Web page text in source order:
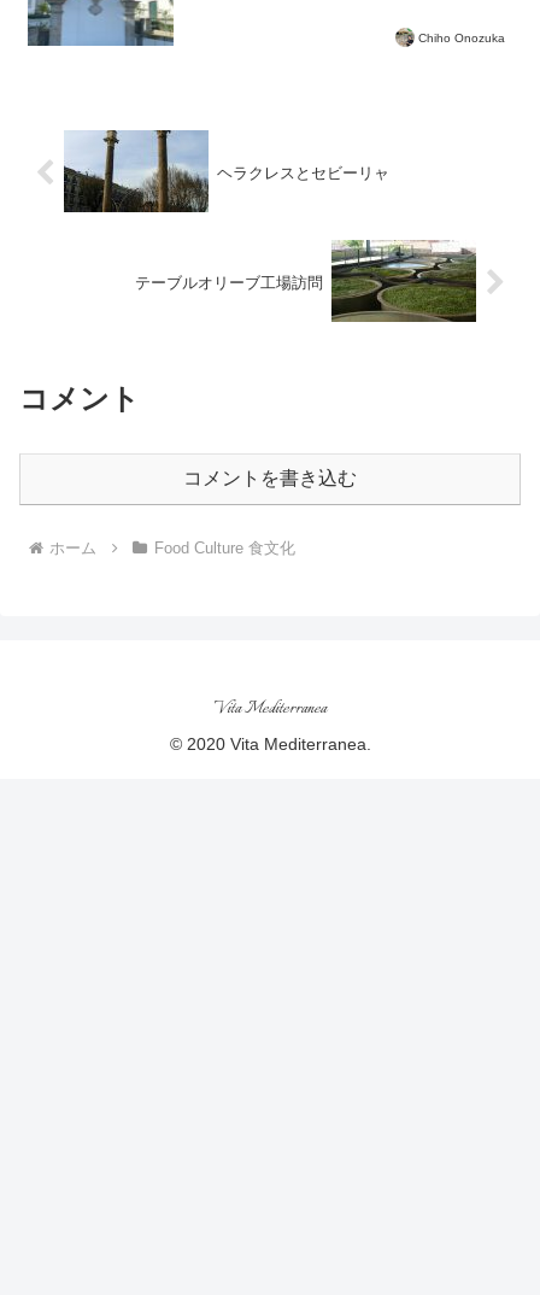
Chiho Onozuka
ヘラクレスとセビーリャ
テーブルオリーブ工場訪問
コメント
コメントを書き込む
ホーム Food Culture 食文化
Vita Mediterranea
© 2020 Vita Mediterranea.